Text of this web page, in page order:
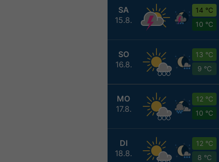
SA
15.8.
14 °C
10 °C
SO
16.8.
13 °C
9 °C
MO
17.8.
12 °C
10 °C
DI
18.8.
12 °C
8 °C